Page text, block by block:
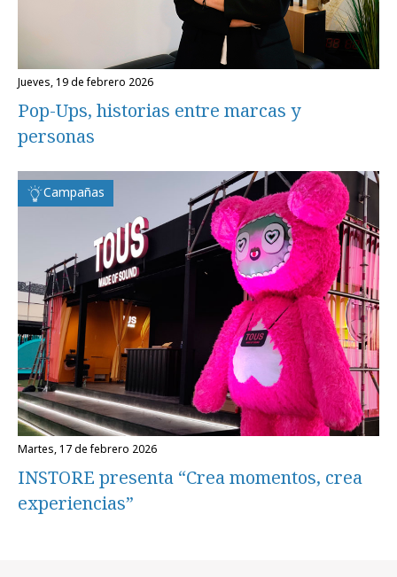
jueves, 19 de febrero 2026
Pop-Ups, historias entre marcas y
personas
Campañas
martes, 17 de febrero 2026
INSTORE presenta “Crea momentos, crea
experiencias”